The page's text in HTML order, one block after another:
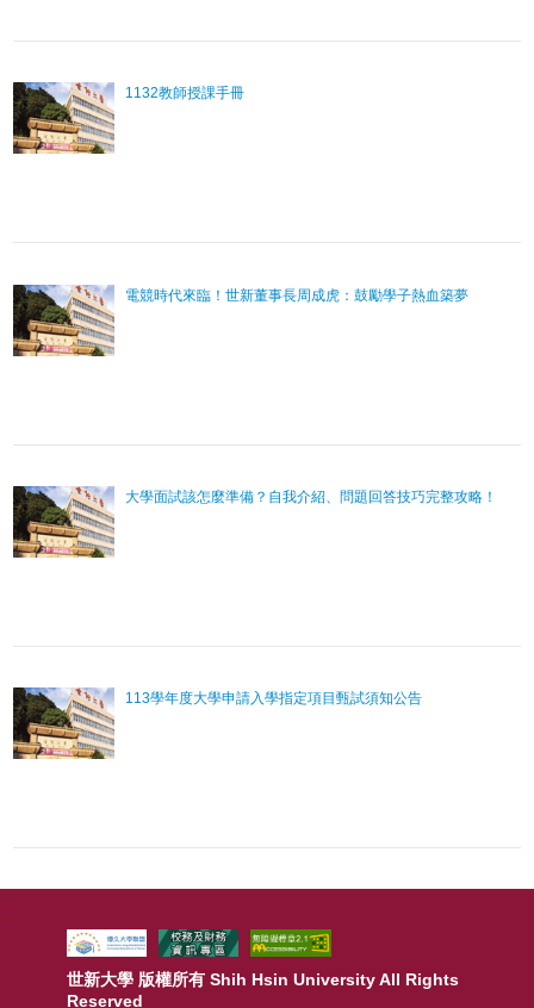
1132教師授課手冊
電競時代來臨！世新董事長周成虎：鼓勵學子熱血築夢
大學面試該怎麼準備？自我介紹、問題回答技巧完整攻略！
113學年度大學申請入學指定項目甄試須知公告
:::
世新大學 版權所有 Shih Hsin University All Rights
Reserved